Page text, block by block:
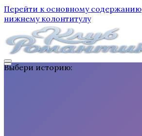
Перейти к основному содержанию
нижнему колонтитулу
Выбери историю: